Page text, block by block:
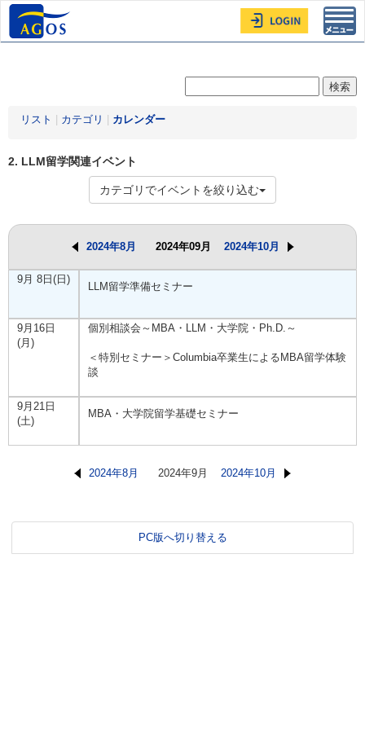
リスト カテゴリ カレンダー
2. LLM留学関連イベント
カテゴリでイベントを絞り込む
2024年8月 2024年09月 2024年10月
9月 8日(日)
LLM留学準備セミナー
9月16日
(月)
個別相談会～MBA・LLM・大学院・Ph.D.～
＜特別セミナー＞Columbia卒業生によるMBA留学体験
談
9月21日
(土)
MBA・大学院留学基礎セミナー
2024年8月 2024年9月 2024年10月
PC版へ切り替える